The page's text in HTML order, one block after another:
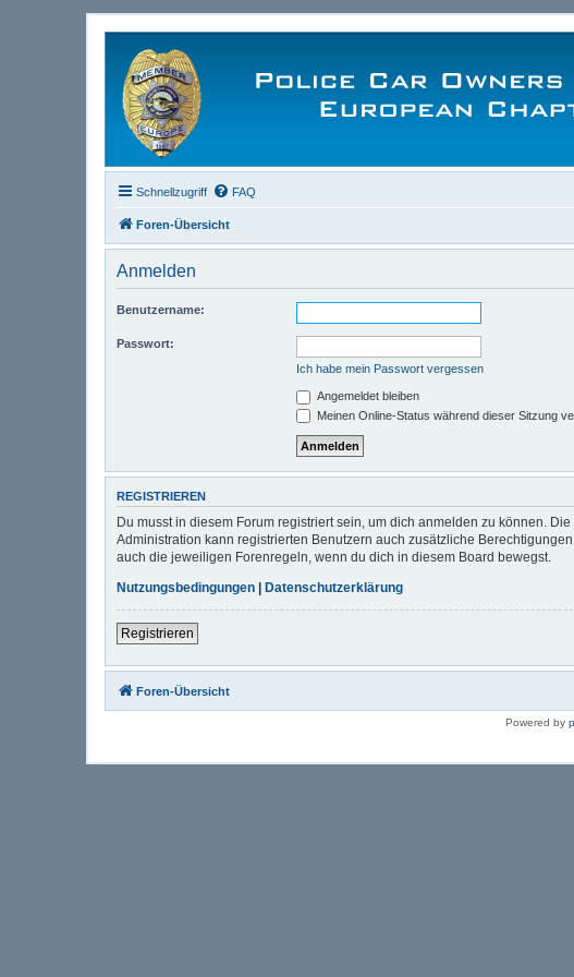
Schnellzugriff FAQ
Foren-Übersicht
Anmelden
Benutzername:
Passwort:
Ich habe mein Passwort vergessen
Angemeldet bleiben
Meinen Online-Status während dieser Sitzung
REGISTRIEREN
Du musst in diesem Forum registriert sein, um dich anmelden zu können.
Administration kann registrierten Benutzern auch zusätzliche
auch die jeweiligen Forenregeln, wenn du dich in diesem Board bewegst.
Nutzungsbedingungen | Datenschutzerklärung
Registrieren
Foren-Übersicht
Powered by